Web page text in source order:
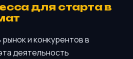
для старта в
и конкурентов в
деятельность